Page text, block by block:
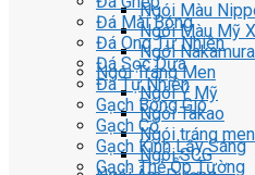
Ngói Màu
Ngói Màu Mỹ
Ngói Nakamura
Ngói Tráng Men
Ngói Ý Mỹ
Ngói Takao
Ngói tráng
Ngói SCG
Đá Mài Bóng
Đá Ong Tự Nhiên
Đá Sọc Dưa
Đá Tự Nhiên
Gạch Bông Gió
Gạch Cổ
Gạch Kính Lấy Sáng
Gạch Thẻ Ốp Tường